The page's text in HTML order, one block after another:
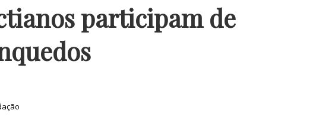
participam de